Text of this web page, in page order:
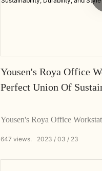
Yousen's Roya Office
Perfect Union Of
Yousen's Roya Office
2023 03 23
647 views.